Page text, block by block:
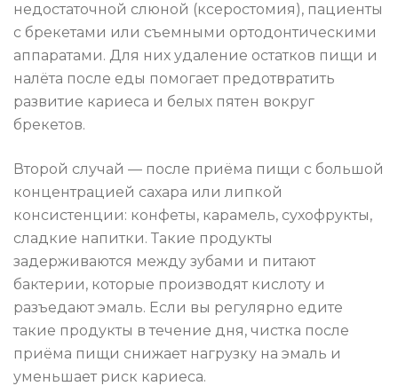
недостаточной слюной (ксеростомия), пациенты
с брекетами или съемными ортодонтическими
аппаратами. Для них удаление остатков пищи и
налёта после еды помогает предотвратить
развитие кариеса и белых пятен вокруг
брекетов.
Второй случай — после приёма пищи с большой
концентрацией сахара или липкой
консистенции: конфеты, карамель, сухофрукты,
сладкие напитки. Такие продукты
задерживаются между зубами и питают
бактерии, которые производят кислоту и
разъедают эмаль. Если вы регулярно едите
такие продукты в течение дня, чистка после
приёма пищи снижает нагрузку на эмаль и
уменьшает риск кариеса.